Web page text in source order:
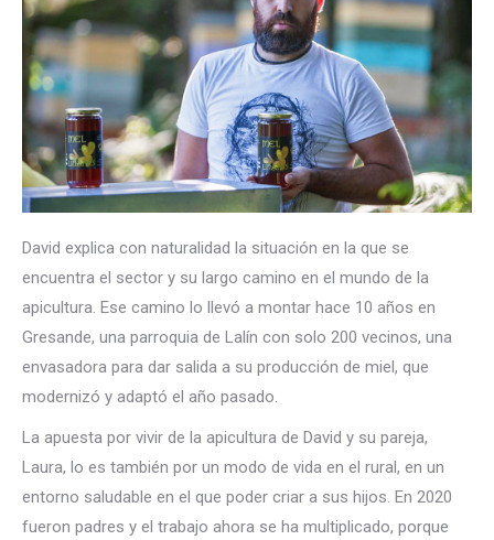
David explica con naturalidad la situación en la que se
encuentra el sector y su largo camino en el mundo de la
apicultura. Ese camino lo llevó a montar hace 10 años en
Gresande, una parroquia de Lalín con solo 200 vecinos, una
envasadora para dar salida a su producción de miel, que
modernizó y adaptó el año pasado.
La apuesta por vivir de la apicultura de David y su pareja,
Laura, lo es también por un modo de vida en el rural, en un
entorno saludable en el que poder criar a sus hijos. En 2020
fueron padres y el trabajo ahora se ha multiplicado, porque